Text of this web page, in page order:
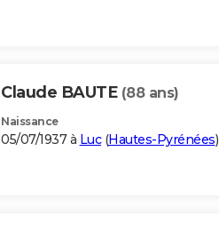
Claude BAUTE (88 ans)
Naissance
05/07/1937 à Luc(Hautes-Pyrénées)